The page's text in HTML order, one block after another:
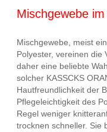
Mischgewebe
Mischgewebe, meist
Polyester, vereinen die
daher eine beliebte
solcher KASSCKS
Hautfreundlichkeit der
Pflegeleichtigkeit des
Regel weniger
trocknen schneller. Sie